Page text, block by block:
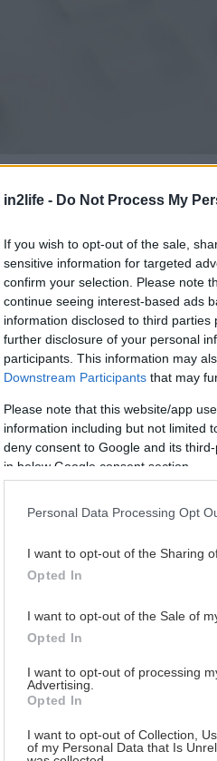
in2life - Do Not Process My
If you wish to opt-out of the sale,
sensitive information for targeted
confirm your selection. Please note
continue seeing interest-based ads
information disclosed to third
further disclosure of your personal
participants. This information may
Downstream Participants that may
Please note that this website/app
information including but not limited
deny consent to Google and its
in below Google consent section.
Personal Data Processing Opt
I want to opt-out of the Sharing
Opted In
I want to opt-out of the Sale of
Opted In
I want to opt-out of processing
Advertising.
Opted In
I want to opt-out of Collection,
of my Personal Data that Is